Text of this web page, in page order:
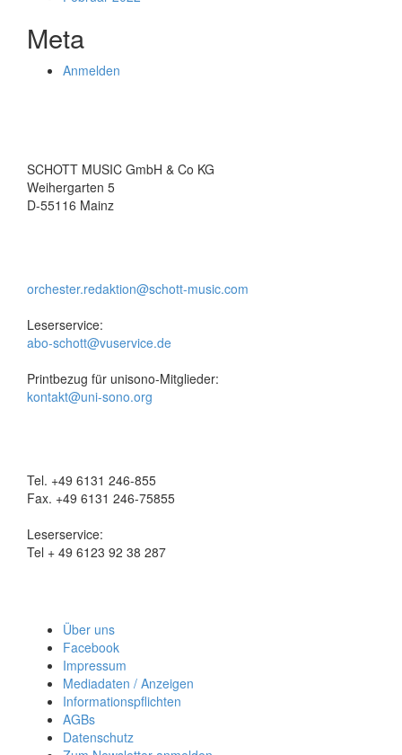
Meta
Anmelden
SCHOTT MUSIC GmbH & Co KG
Weihergarten 5
D-55116 Mainz
orchester.redaktion@schott-music.com
Leserservice:
abo-schott@vuservice.de
Printbezug für unisono-Mitglieder:
kontakt@uni-sono.org
Tel. +49 6131 246-855
Fax. +49 6131 246-75855
Leserservice:
Tel + 49 6123 92 38 287
Über uns
Facebook
Impressum
Mediadaten / Anzeigen
Informationspflichten
AGBs
Datenschutz